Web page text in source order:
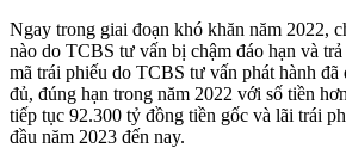
Ngay trong giai đoạn khó khăn năm 2022,
nào do TCBS tư vấn bị chậm đáo hạn và
mã trái phiếu do TCBS tư vấn phát hành đã
đủ, đúng hạn trong năm 2022 với số tiền
tiếp tục 92.300 tỷ đồng tiền gốc và lãi trái
đầu năm 2023 đến nay.